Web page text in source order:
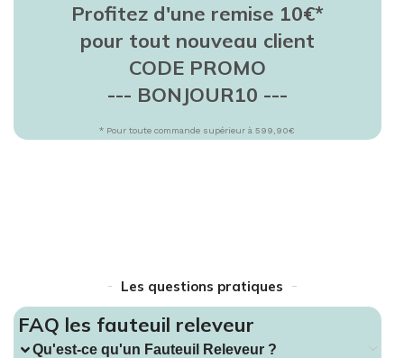
Profitez d'une remise 10€*
pour tout nouveau client
CODE PROMO
--- BONJOUR10 ---
* Pour toute commande supérieur à 599,90€
Les questions pratiques
FAQ les fauteuil releveur
Qu'est-ce qu'un Fauteuil Releveur ?